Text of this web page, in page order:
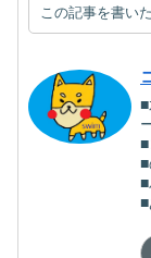
この記事を書い